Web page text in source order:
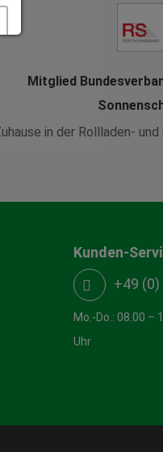
Mitglied
in der Rollladen-
Kunden-
+49
Mo.-Do.: 08.00 –
Uhr